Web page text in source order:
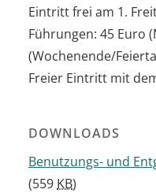
Eintritt frei am 1.
Führungen: 45 Euro
(Wochenende/
Freier Eintritt mit
DOWNLOADS
Benutzungs- und
(559 KB)